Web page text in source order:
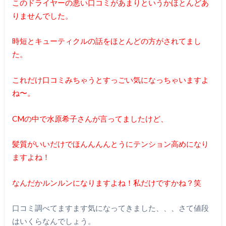
このドライヤーの悪い口コミがあまりというかほとんどあ
りませんでした。
時短とキューティクルの話をほとんどの方がされてまし
た。
これだけ口コミみちゃうとすっごい気になっちゃいますよ
ね〜。
CMの中で水原希子さんが言ってましたけど、
髪質がいいだけでほんんんんとうにテンション高めになり
ますよね！
なんだかルンルンになりますよね！私だけですかね？笑
口コミ調べてますます気になってきました、、、さて値段
はいくらなんでしょう。